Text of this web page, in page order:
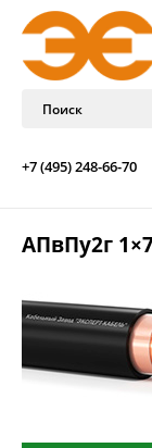
+7 (495) 248-66-70
АПвПу2г